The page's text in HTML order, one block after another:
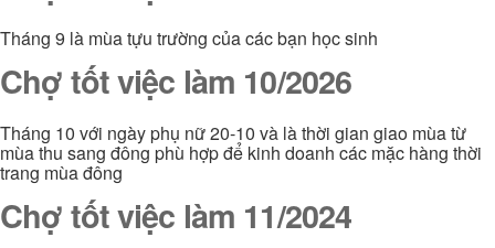
Tháng 9 là mùa tựu trường của các bạn học sinh
Chợ tốt việc làm 10/2026
Tháng 10 với ngày phụ nữ 20-10 và là thời gian giao mùa từ
mùa thu sang đông phù hợp để kinh doanh các mặc hàng thời
trang mùa đông
Chợ tốt việc làm 11/2024